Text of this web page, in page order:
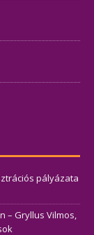
pályázata
– Gryllus Vilmos,